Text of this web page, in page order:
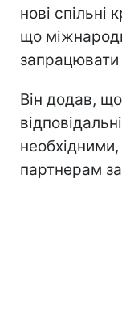
нові спільні
що
запрацювати
Він додав, що
необхідними,
партнерам